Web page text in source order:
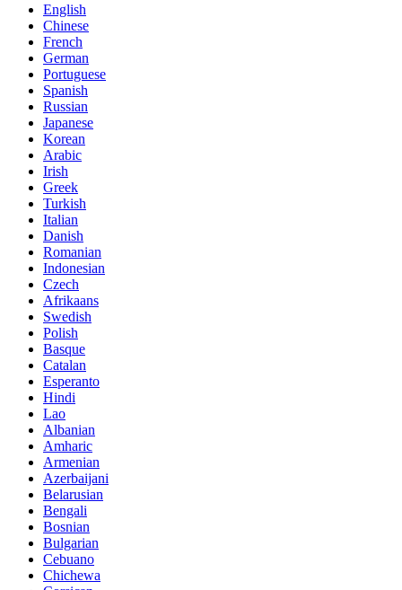
English
Chinese
French
German
Portuguese
Spanish
Russian
Japanese
Korean
Arabic
Irish
Greek
Turkish
Italian
Danish
Romanian
Indonesian
Czech
Afrikaans
Swedish
Polish
Basque
Catalan
Esperanto
Hindi
Lao
Albanian
Amharic
Armenian
Azerbaijani
Belarusian
Bengali
Bosnian
Bulgarian
Cebuano
Chichewa